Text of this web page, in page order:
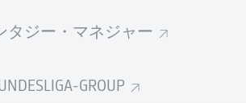
タジー・マネジャー
GROUP